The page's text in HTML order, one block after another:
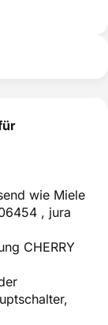
wie Miele
, jura
CHERRY